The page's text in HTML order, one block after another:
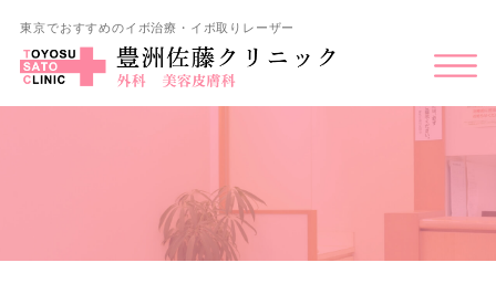
東京でおすすめのイボ治療・イボ取りレーザー